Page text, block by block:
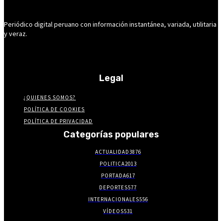
Periódico digital peruano con información instantánea, variada, utilitaria
y veraz.
Legal
¿QUIENES SOMOS?
POLÍTICA DE COOKIES
POLÍTICA DE PRIVACIDAD
Categorías populares
ACTUALIDAD3876
POLITICA2013
PORTADA617
DEPORTES577
INTERNACIONALES556
VÍDEOS531